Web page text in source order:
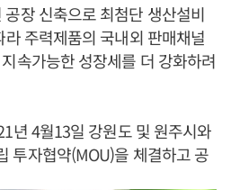
장 신축으로 최첨단 생산설비
주력제품의 국내외 판매채널
속가능한 성장세를 더 강화하려
년 4월13일 강원도 및 원주시와
투자협약(MOU)을 체결하고 공